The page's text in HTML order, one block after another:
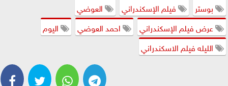
بوستر فيلم الإسكندراني
العوضي
عرض فيلم الإسكندراني
احمد العوضي
اليوم
الليله فيلم الاسكندراني